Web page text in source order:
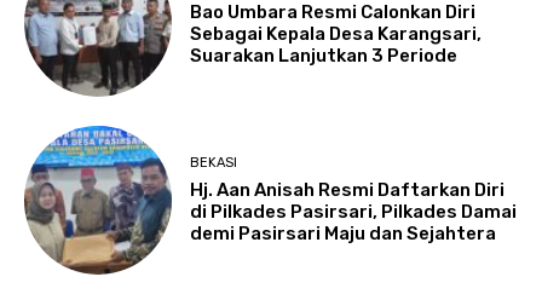
Bao Umbara Resmi Calonkan Diri
Sebagai Kepala Desa Karangsari,
Suarakan Lanjutkan 3 Periode
BEKASI
Hj. Aan Anisah Resmi Daftarkan Diri
di Pilkades Pasirsari, Pilkades Damai
demi Pasirsari Maju dan Sejahtera